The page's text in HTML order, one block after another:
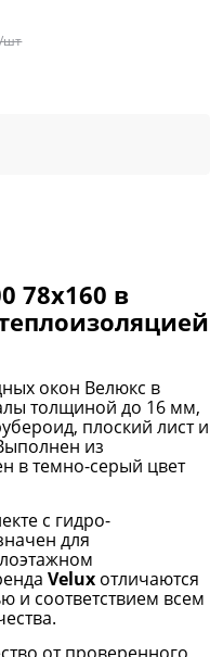
шт
78х160 в
окон Велюкс в
толщиной до 16 мм,
плоский лист и
из
в темно-cерый цвет
с гидро-
для
Velux отличаются
и соответствием всем
от проверенного